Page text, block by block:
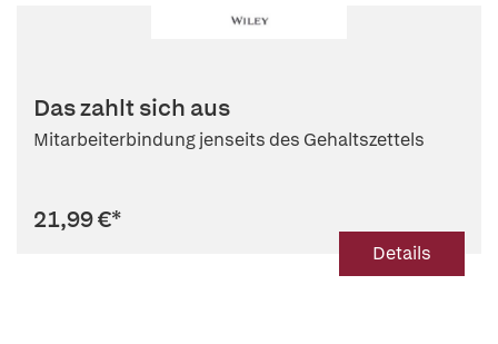
Das zahlt sich aus
Mitarbeiterbindung jenseits des Gehaltszettels
21,99 €*
Details